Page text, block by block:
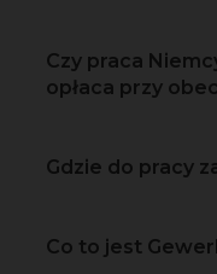
Czy praca
opłaca przy
Gdzie do pracy
Co to jest